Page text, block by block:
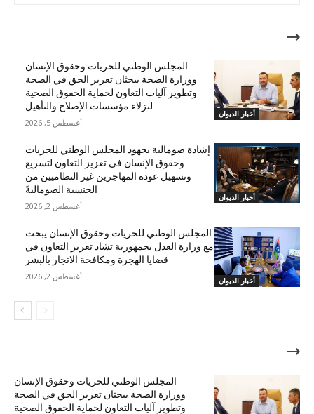
مقالات ذات صلة
أخبار الديوان
المجلس الوطني للحريات وحقوق الإنسان
ووزارة الصحة يبحثان تعزيز الحق في الصحة
وتطوير آليات التعاون لحماية الحقوق الصحية
لنزلاء مؤسسات الإصلاح والتأهيل
أغسطس 5, 2026
أخبار الديوان
إشادة صومالية بجهود المجلس الوطني للحريات
وحقوق الإنسان في تعزيز التعاون لتسريع
وتسهيل عودة المهاجرين غير النظاميين من
الجنسية الصوماليةً
أغسطس 2, 2026
أخبار الديوان
المجلس الوطني للحريات وحقوق الإنسان يبحث
مع وزارة العدل بجمهورية تشاد تعزيز التعاون في
قضايا الهجرة ومكافحة الاتجار بالبشر
أغسطس 2, 2026
الأكثر شهرة
المجلس الوطني للحريات وحقوق الإنسان
ووزارة الصحة يبحثان تعزيز الحق في الصحة
وتطوير آليات التعاون لحماية الحقوق الصحية